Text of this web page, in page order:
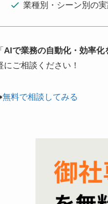
業種別・シーン別の
「 AIで業務の自動化・効率化
にご相談ください！
無料で相談してみる